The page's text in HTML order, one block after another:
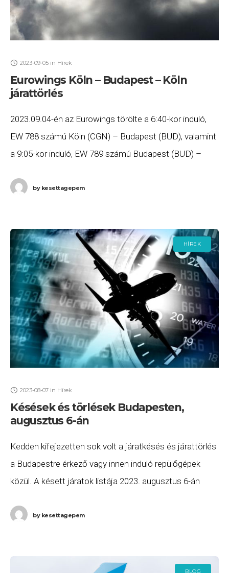
2023-09-05 in Hírek
Eurowings Köln – Budapest – Köln
járattörlés
2023.09.04-én az Eurowings törölte a 6:40-kor induló,
EW 788 számú Köln (CGN) – Budapest (BUD), valamint
a 9:05-kor induló, EW 789 számú Budapest (BUD) –
bykesettagepem
HÍREK
2023-08-07 in Hírek
Késések és törlések Budapesten,
augusztus 6-án
Kedden kifejezetten sok volt a járatkésés és járattörlés
a Budapestre érkező vagy innen induló repülőgépek
közül. A késett járatok listája 2023. augusztus 6-án
bykesettagepem
BLOG